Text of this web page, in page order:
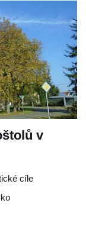
v
cíle